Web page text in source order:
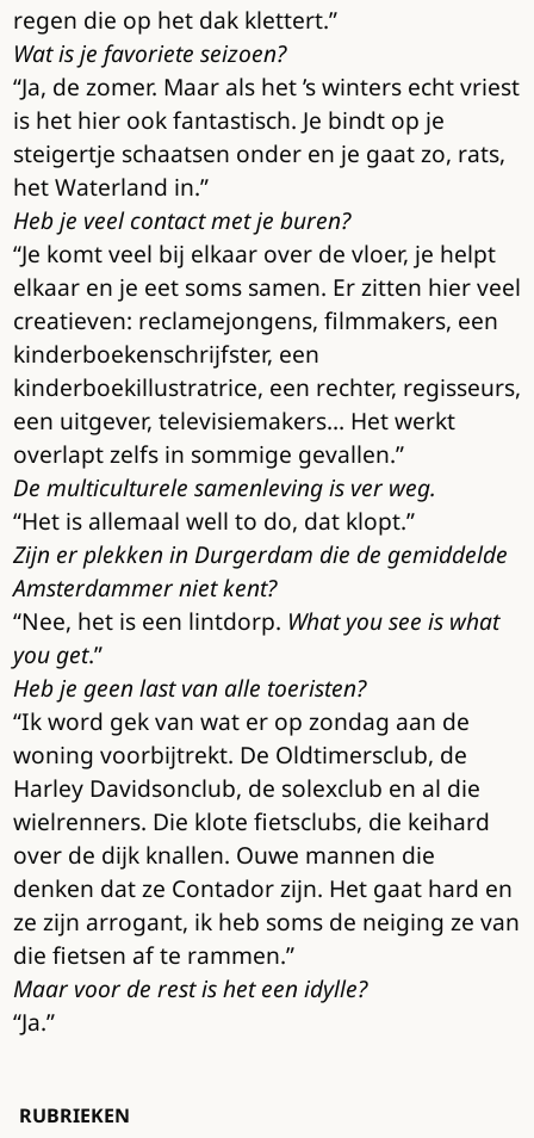
regen die op het dak klettert.”
Wat is je favoriete seizoen?
“Ja, de zomer. Maar als het ’s winters echt vriest
is het hier ook fantastisch. Je bindt op je
steigertje schaatsen onder en je gaat zo, rats,
het Waterland in.”
Heb je veel contact met je buren?
“Je komt veel bij elkaar over de vloer, je helpt
elkaar en je eet soms samen. Er zitten hier veel
creatieven: reclamejongens, filmmakers, een
kinderboekenschrijfster, een
kinderboekillustratrice, een rechter, regisseurs,
een uitgever, televisiemakers… Het werkt
overlapt zelfs in sommige gevallen.”
De multiculturele samenleving is ver weg.
“Het is allemaal well to do, dat klopt.”
Zijn er plekken in Durgerdam die de gemiddelde
Amsterdammer niet kent?
“Nee, het is een lintdorp. What you see is what
you get.”
Heb je geen last van alle toeristen?
“Ik word gek van wat er op zondag aan de
woning voorbijtrekt. De Oldtimersclub, de
Harley Davidsonclub, de solexclub en al die
wielrenners. Die klote fietsclubs, die keihard
over de dijk knallen. Ouwe mannen die
denken dat ze Contador zijn. Het gaat hard en
ze zijn arrogant, ik heb soms de neiging ze van
die fietsen af te rammen.”
Maar voor de rest is het een idylle?
“Ja.”
RUBRIEKEN